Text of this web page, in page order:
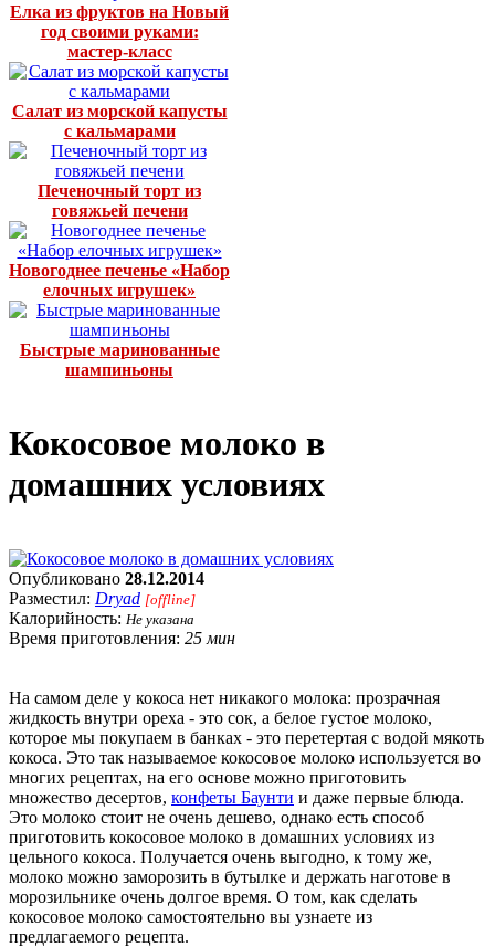
Елка из фруктов на Новый
год своими руками:
мастер-класс
Салат из морской капусты
с кальмарами
Печеночный торт из
говяжьей печени
Новогоднее печенье «Набор
елочных игрушек»
Быстрые маринованные
шампиньоны
Кокосовое молоко в
домашних условиях
Опубликовано 28.12.2014
Разместил: Dryad [offline]
Калорийность: Не указана
Время приготовления: 25 мин
На самом деле у кокоса нет никакого молока: прозрачная
жидкость внутри ореха - это сок, а белое густое молоко,
которое мы покупаем в банках - это перетертая с водой мякоть
кокоса. Это так называемое кокосовое молоко используется во
многих рецептах, на его основе можно приготовить
множество десертов, конфеты Баунти и даже первые блюда.
Это молоко стоит не очень дешево, однако есть способ
приготовить кокосовое молоко в домашних условиях из
цельного кокоса. Получается очень выгодно, к тому же,
молоко можно заморозить в бутылке и держать наготове в
морозильнике очень долгое время. О том, как сделать
кокосовое молоко самостоятельно вы узнаете из
предлагаемого рецепта.